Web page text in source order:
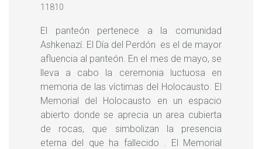
11810
El panteón pertenece a la comunidad
Ashkenazí. El Día del Perdón es el de mayor
afluencia al panteón. En el mes de mayo, se
lleva a cabo la ceremonia luctuosa en
memoria de las víctimas del Holocausto. El
Memorial del Holocausto en un espacio
abierto donde se aprecia un area cubierta
de rocas, que simbolizan la presencia
eterna del que ha fallecido . El Memorial